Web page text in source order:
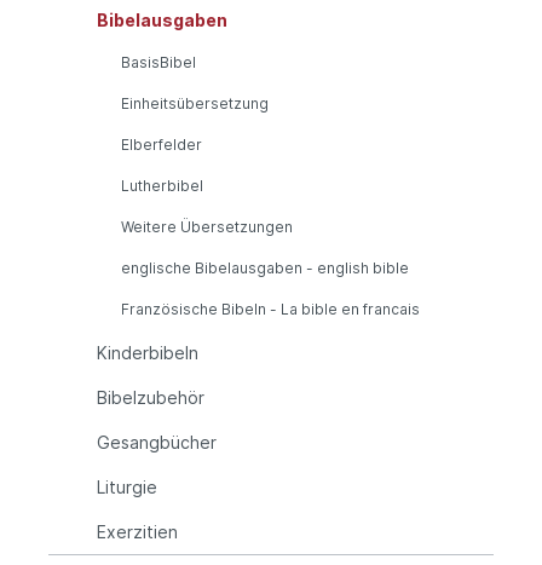
Bibelausgaben
BasisBibel
Einheitsübersetzung
Elberfelder
Lutherbibel
Weitere Übersetzungen
englische Bibelausgaben - english bible
Französische Bibeln - La bible en francais
Kinderbibeln
Bibelzubehör
Gesangbücher
Liturgie
Exerzitien